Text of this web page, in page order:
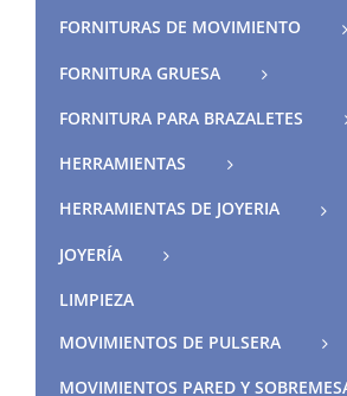
FORNITURAS DE MOVIMIENTO
FORNITURA GRUESA
FORNITURA PARA BRAZALETES
HERRAMIENTAS
HERRAMIENTAS DE JOYERIA
JOYERÍA
LIMPIEZA
MOVIMIENTOS DE PULSERA
MOVIMIENTOS PARED Y